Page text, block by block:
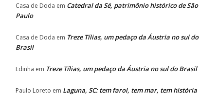
Casa de Doda em Catedral da Sé, patrimônio histórico de São
Paulo
Casa de Doda em Treze Tílias, um pedaço da Áustria no sul do
Brasil
Edinha em Treze Tílias, um pedaço da Áustria no sul do Brasil
Paulo Loreto em Laguna, SC: tem farol, tem mar, tem história